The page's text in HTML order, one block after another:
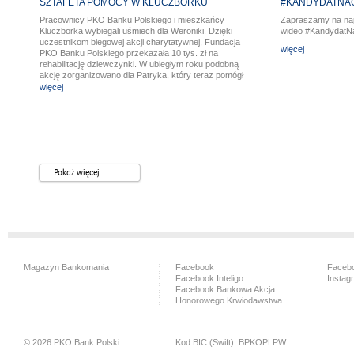
SZTAFETA POMOCY W KLUCZBORKU
Pracownicy PKO Banku Polskiego i mieszkańcy
Kluczborka wybiegali uśmiech dla Weroniki. Dzięki
uczestnikom biegowej akcji charytatywnej, Fundacja
PKO Banku Polskiego przekazała 10 tys. zł na
rehabilitację dziewczynki. W ubiegłym roku podobną
akcję zorganizowano dla Patryka, który teraz pomógł
Weronice.
więcej
Zapraszamy na
wideo
więcej
Pokaż więcej
Magazyn Bankomania
Facebook
Facebook Inteligo
Facebook Bankowa Akcja
Honorowego Krwiodawstwa
© 2026 PKO Bank Polski Kod BIC (Swift): BPKOPLPW